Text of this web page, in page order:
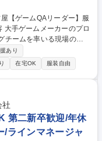
チームを率いる現場の司
ぼなく、テスト計画策定
】
ク配置 ■プロジェクト推
、顧客との折衝 ■品質設
ト実行計画を提案 【入
知識を身につける研修か
じっくりと業務理解を深
あり
在宅OK 服装自由
社
第二新卒歓迎/年休
/ラインマネージャ